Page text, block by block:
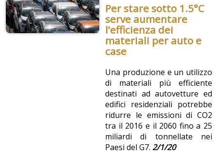
Per stare sotto 1.5°C
serve aumentare
l’efficienza dei
materiali per auto e
case
Una produzione e un utilizzo
di materiali più efficiente
destinati ad autovetture ed
edifici residenziali potrebbe
ridurre le emissioni di CO2
tra il 2016 e il 2060 fino a 25
miliardi di tonnellate nei
Paesi del G7. 2/1/20